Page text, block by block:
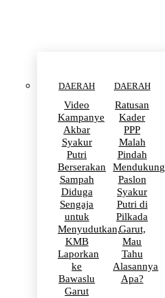
DAERAH
Video
Kampanye
Akbar
Syakur
Putri
Berserakan
Sampah
Diduga
Sengaja
untuk
Menyudutkan,
KMB
Laporkan
ke
Bawaslu
Garut
DAERAH
Ratusan
Kader
PPP
Malah
Pindah
Mendukung
Paslon
Syakur
Putri di
Pilkada
Garut,
Mau
Tahu
Alasannya
Apa?